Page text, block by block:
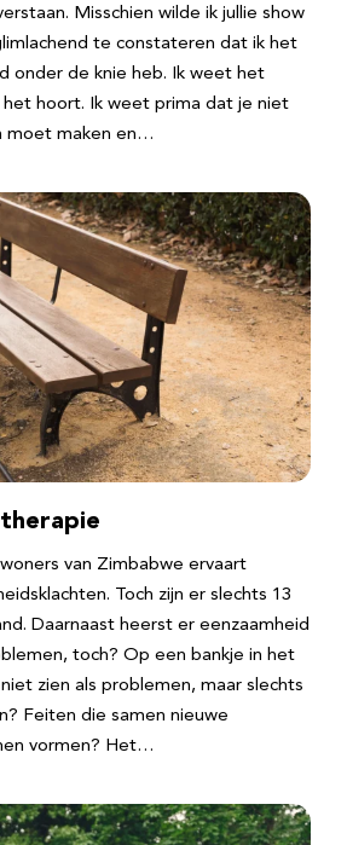
Misschien wilde ik jullie show
te constateren dat ik het
onder de knie heb. Ik weet het
het hoort. Ik weet prima dat je niet
moet maken en…
van Zimbabwe ervaart
Toch zijn er slechts 13
Daarnaast heerst er eenzaamheid
toch? Op een bankje in het
zien als problemen, maar slechts
Feiten die samen nieuwe
vormen? Het…